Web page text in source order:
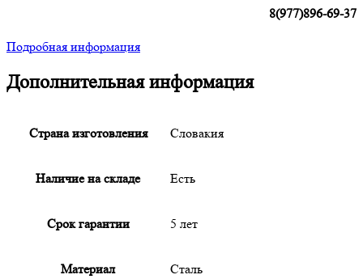
8(977)896-69-37
Подробная информация
Дополнительная информация
Страна изготовления Словакия
Наличие на складе Есть
Срок гарантии 5 лет
Материал Сталь